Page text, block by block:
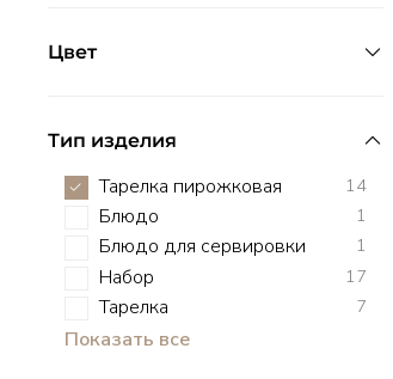
Цвет
Тип изделия
Тарелка пирожковая 14
Блюдо 1
Блюдо для сервировки 1
Набор 17
Тарелка 7
Показать все